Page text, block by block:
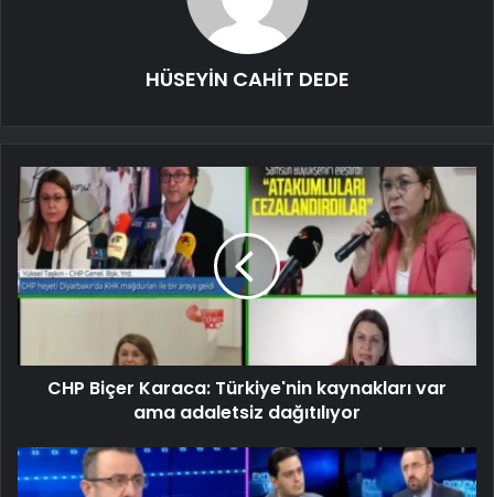
HÜSEYİN CAHİT DEDE
CHP Biçer Karaca: Türkiye'nin kaynakları var
ama adaletsiz dağıtılıyor